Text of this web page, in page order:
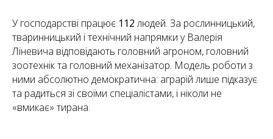
У господарстві працює 112 людей. За рослинницький,
тваринницький і технічний напрямки у Валерія
Ліневича відповідають головний агроном, головний
зоотехнік та головний механізатор. Модель роботи з
ними абсолютно демократична: аграрій лише підказує
та радиться зі своїми спеціалістами, і ніколи не
«вмикає» тирана.